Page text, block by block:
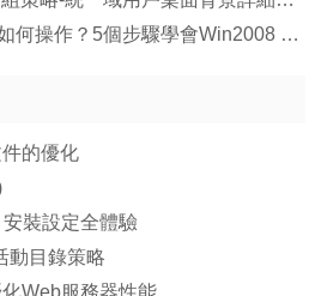
Win2008 Server Core如何操作？5個步驟學會Win2008 Server Core操作
的優化
裝設定全體驗
動目錄策略
Web服務器性能